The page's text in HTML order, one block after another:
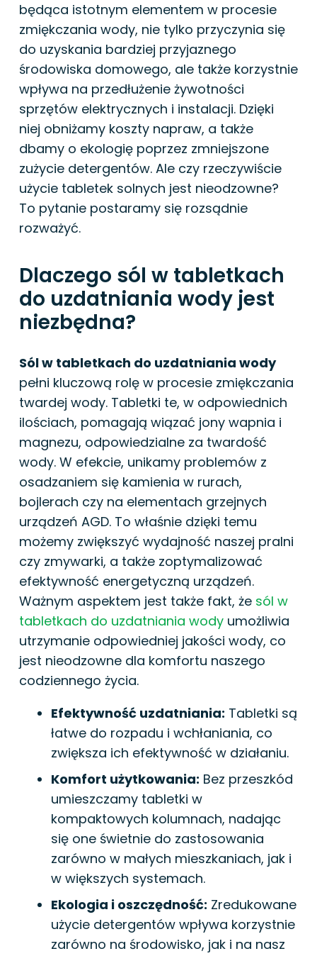
będąca istotnym elementem w procesie
zmiękczania wody, nie tylko przyczynia się
do uzyskania bardziej przyjaznego
środowiska domowego, ale także korzystnie
wpływa na przedłużenie żywotności
sprzętów elektrycznych i instalacji. Dzięki
niej obniżamy koszty napraw, a także
dbamy o ekologię poprzez zmniejszone
zużycie detergentów. Ale czy rzeczywiście
użycie tabletek solnych jest nieodzowne?
To pytanie postaramy się rozsądnie
rozważyć.
Dlaczego sól w tabletkach
do uzdatniania wody jest
niezbędna?
Sól w tabletkach do uzdatniania wody
pełni kluczową rolę w procesie zmiękczania
twardej wody. Tabletki te, w odpowiednich
ilościach, pomagają wiązać jony wapnia i
magnezu, odpowiedzialne za twardość
wody. W efekcie, unikamy problemów z
osadzaniem się kamienia w rurach,
bojlerach czy na elementach grzejnych
urządzeń AGD. To właśnie dzięki temu
możemy zwiększyć wydajność naszej pralni
czy zmywarki, a także zoptymalizować
efektywność energetyczną urządzeń.
Ważnym aspektem jest także fakt, że sól w
tabletkach do uzdatniania wody umożliwia
utrzymanie odpowiedniej jakości wody, co
jest nieodzowne dla komfortu naszego
codziennego życia.
Efektywność uzdatniania: Tabletki są
łatwe do rozpadu i wchłaniania, co
zwiększa ich efektywność w działaniu.
Komfort użytkowania: Bez przeszkód
umieszczamy tabletki w
kompaktowych kolumnach, nadając
się one świetnie do zastosowania
zarówno w małych mieszkaniach, jak i
w większych systemach.
Ekologia i oszczędność: Zredukowane
użycie detergentów wpływa korzystnie
zarówno na środowisko, jak i na nasz